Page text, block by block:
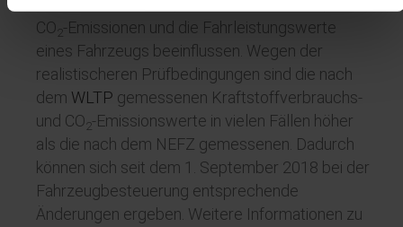
CO 2-Emissionen und die Fahrleistungswerte
eines Fahrzeugs beeinflussen. Wegen der
realistischeren Prüfbedingungen sind die nach
dem WLTP gemessenen Kraftstoffverbrauchs-
und CO2-Emissionswerte in vielen Fällen höher
als die nach dem NEFZ gemessenen. Dadurch
können sich seit dem 1. September 2018 bei der
Fahrzeugbesteuerung entsprechende
Änderungen ergeben. Weitere Informationen zu